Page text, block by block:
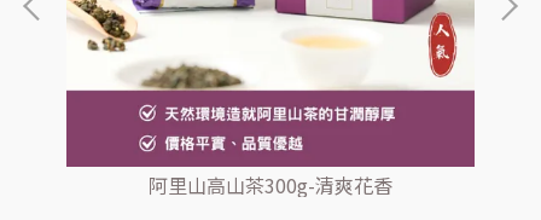
阿里山高山茶300g-清爽花香